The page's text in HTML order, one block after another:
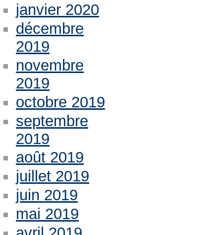
janvier 2020
décembre
2019
novembre
2019
octobre 2019
septembre
2019
août 2019
juillet 2019
juin 2019
mai 2019